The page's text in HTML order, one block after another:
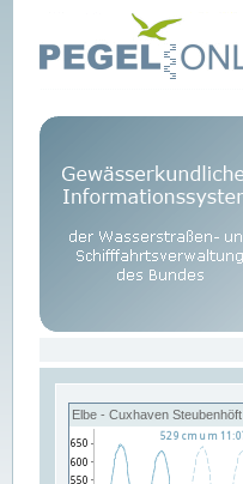
Elbe - Cuxhaven Steubenhöft